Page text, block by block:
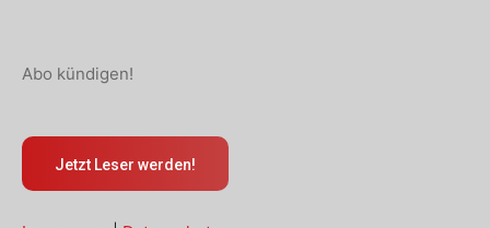
Abo kündigen!
Jetzt Leser werden!